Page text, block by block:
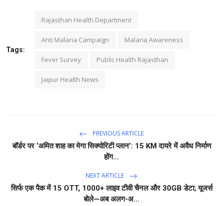
Tags:
Rajasthan Health Department
Anti Malaria Campaign Malaria Awareness
Fever Survey Public Health Rajasthan
Jaipur Health News
PREVIOUS ARTICLE
बॉर्डर पर ‘अमित शाह का मेगा सिक्योरिटी प्लान’: 15 KM दायरे में अवैध निर्माण
होंग...
NEXT ARTICLE
सिर्फ एक पैक में 15 OTT, 1000+ लाइव टीवी चैनल और 30GB डेटा; यूजर्स
बोले—अब अलग-अ...